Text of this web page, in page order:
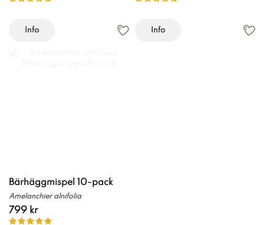
Info Info
Bärhäggmispel 10-pack
Amelanchier alnifolia
799 kr